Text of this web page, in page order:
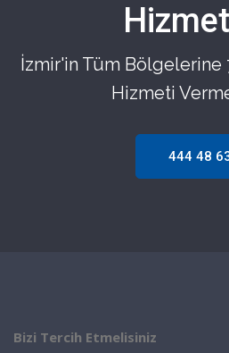
İzmir'in Tüm Bölgelerine
Hizmeti
444 48
Bizi Tercih Etmelisiniz